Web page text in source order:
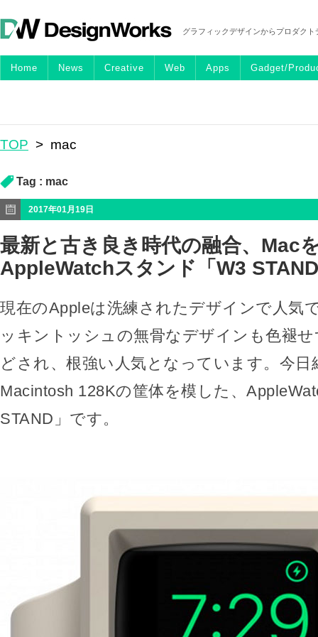
グラフィックデザインからプロダク
Home News Creative Web Apps Gadget/
TOP > mac
Tag : mac
2017年01月19日
最新と古き良き時代の融合、Mac
AppleWatchスタンド「W3
現在のAppleは洗練されたデザインで人気
ッキントッシュの無骨なデザインも色褪
どされ、根強い人気となっています。今日
Macintosh 128Kの筐体を模した、
STAND」です。